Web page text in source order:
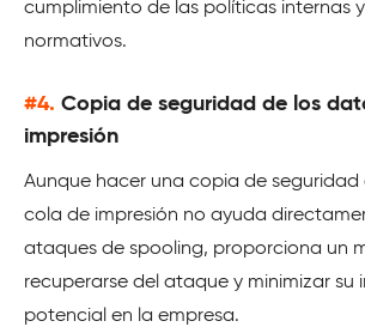
cumplimiento de las políticas internas
normativos.
#4. Copia de seguridad de los
impresión
Aunque hacer una copia de seguridad
cola de impresión no ayuda
ataques de spooling, proporciona un
recuperarse del ataque y minimizar su
potencial en la empresa.